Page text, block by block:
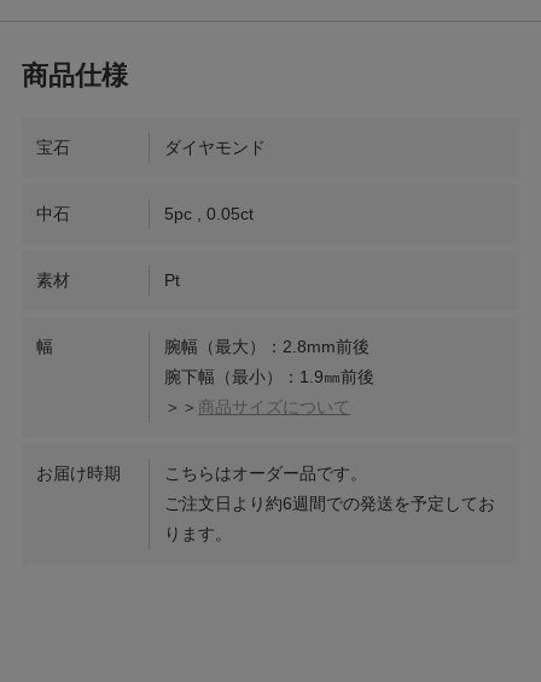
宝石 ダイヤモンド
中石 5pc , 0.05ct
素材 Pt
幅
腕幅（最大）：2.8mm前後
腕下幅（最小）：1.9㎜前後
＞＞ 商品サイズについて
お届け時期
こちらはオーダー品です。
ご注文日より約6週間での発送を予定してお
ります。